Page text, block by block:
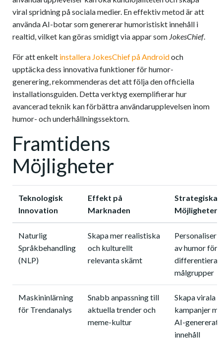
viral spridning på sociala medier. En effektiv metod är att
använda AI-botar som genererar humoristiskt innehåll i
realtid, vilket kan göras smidigt via appar som JokesChief.
För att enkelt installera JokesChief på Androidoch
upptäcka dess innovativa funktioner för humor-
generering, rekommenderas det att följa den officiella
installationsguiden. Detta verktyg exemplifierar hur
avancerad teknik kan förbättra användarupplevelsen inom
humor- och underhållningssektorn.
Framtidens
Möjligheter
Teknologisk
Innovation
Effekt på
Marknaden
Strategiska
Möjligheter
Naturlig
Språkbehandling
(NLP)
Skapa mer realistiska
och kulturellt
relevanta skämt
av humor för
målgrupper
Maskininlärning
för Trendanalys
Snabb anpassning till
aktuella trender och
meme-kultur
Skapa virala
kampanjer
AI-genererat
innehåll